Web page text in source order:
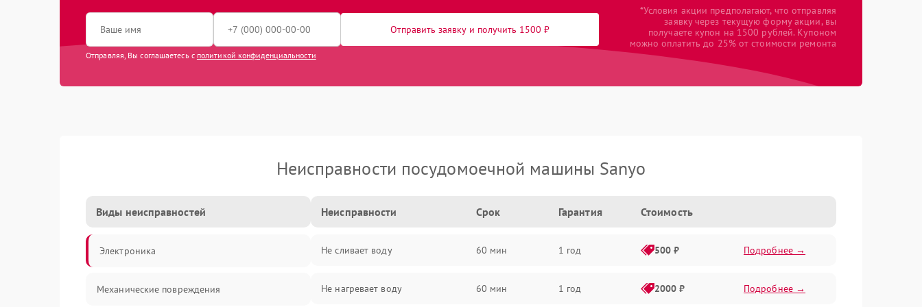
Отправить заявку и получить 1500 ₽
Отправляя, Вы соглашаетесь с политикой конфиденциальности
*Условия акции предполагают, что отправляя
заявку через текущую форму акции, вы
получаете купон на 1500 рублей. Купоном
можно оплатить до 25% от стоимости ремонта
Неисправности посудомоечной машины Sanyo
Виды неисправностей
Электроника
Механические повреждения
Неисправности Срок Гарантия Стоимость
Не сливает воду 60 мин 1 год 500 ₽ Подробнее →
Не нагревает воду 60 мин 1 год 2000 ₽ Подробнее →